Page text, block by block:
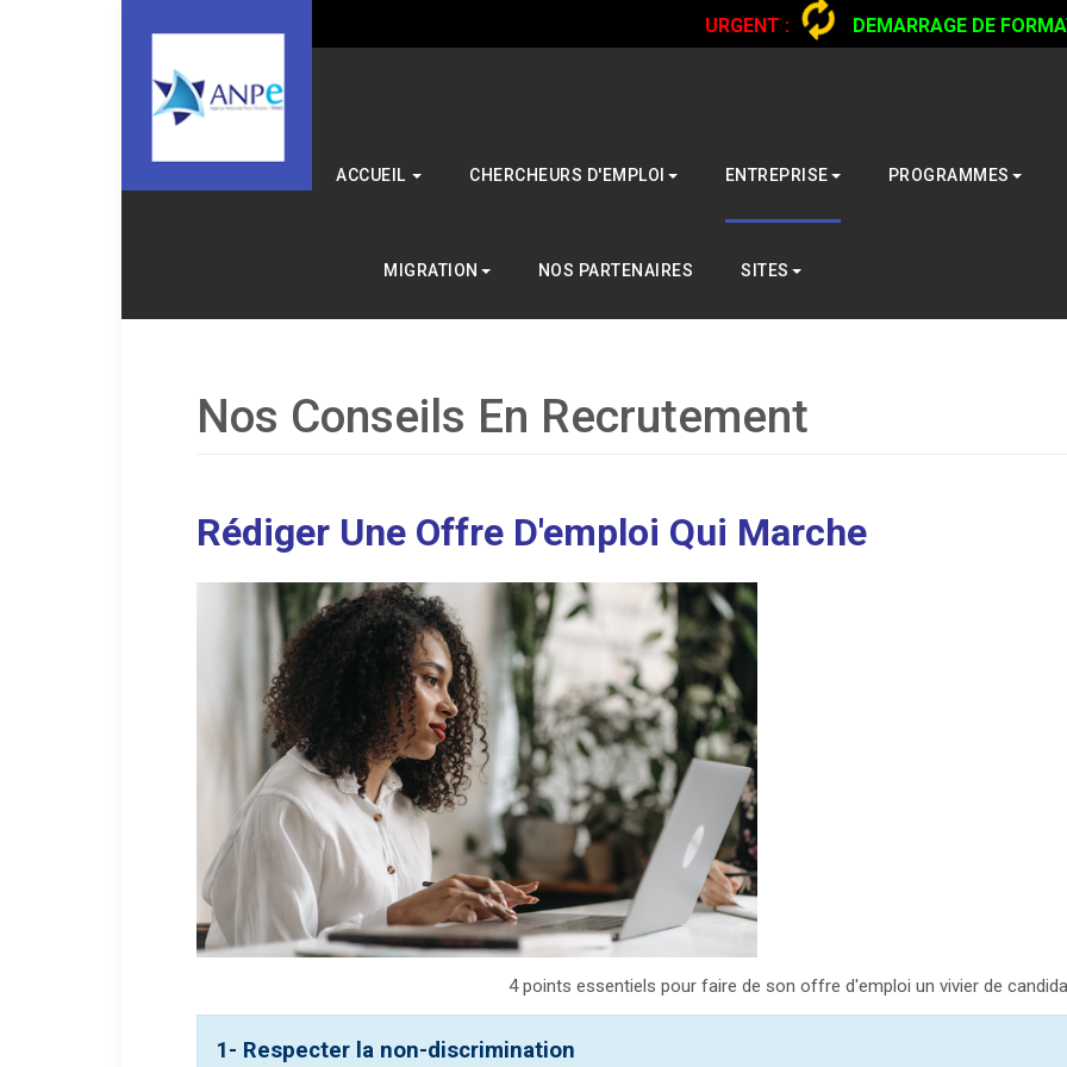
URGENT :
DEMARRAGE DE
CAMIONS...CLIQUER POUR LIRE
ACCUEIL CHERCHEURS D'EMPLOI ENTREPRISE PROGRAMMES
MIGRATION NOS PARTENAIRES SITES
Nos Conseils En Recrutement
Rédiger Une Offre D'emploi Qui Marche
4 points essentiels pour faire de son offre d'emploi un vivier de
1- Respecter la non-discrimination